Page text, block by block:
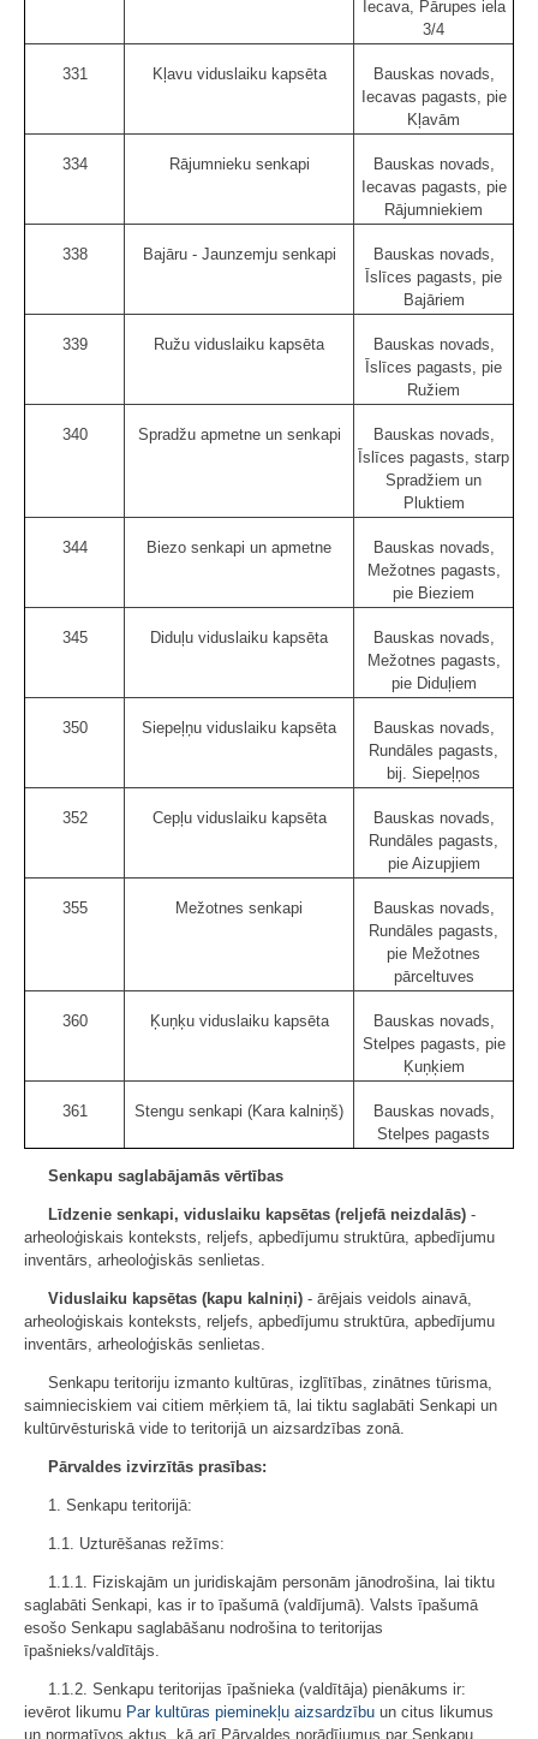
Iecava, Pārupes iela
3/4
331 Kļavu viduslaiku kapsēta
Bauskas novads,
Iecavas pagasts, pie
Kļavām
334 Rājumnieku senkapi
Bauskas novads,
Iecavas pagasts, pie
Rājumniekiem
338 Bajāru - Jaunzemju senkapi
Bauskas novads,
Īslīces pagasts, pie
Bajāriem
339 Ružu viduslaiku kapsēta
Bauskas novads,
Īslīces pagasts, pie
Ružiem
340 Spradžu apmetne un senkapi
Bauskas novads,
Īslīces pagasts, starp
Spradžiem un
Pluktiem
344 Biezo senkapi un apmetne
Bauskas novads,
Mežotnes pagasts,
pie Bieziem
345 Diduļu viduslaiku kapsēta
Bauskas novads,
Mežotnes pagasts,
pie Diduļiem
350 Siepeļņu viduslaiku kapsēta
Bauskas novads,
Rundāles pagasts,
bij. Siepeļņos
352 Cepļu viduslaiku kapsēta
Bauskas novads,
Rundāles pagasts,
pie Aizupjiem
355 Mežotnes senkapi
Bauskas novads,
Rundāles pagasts,
pie Mežotnes
pārceltuves
360 Ķuņķu viduslaiku kapsēta
Bauskas novads,
Stelpes pagasts, pie
Ķuņķiem
361 Stengu senkapi (Kara kalniņš)
Bauskas novads,
Stelpes pagasts
Senkapu saglabājamās vērtības
Līdzenie senkapi, viduslaiku kapsētas (reljefā neizdalās) -
arheoloģiskais konteksts, reljefs, apbedījumu struktūra, apbedījumu
inventārs, arheoloģiskās senlietas.
Viduslaiku kapsētas (kapu kalniņi) - ārējais veidols ainavā,
arheoloģiskais konteksts, reljefs, apbedījumu struktūra, apbedījumu
inventārs, arheoloģiskās senlietas.
Senkapu teritoriju izmanto kultūras, izglītības, zinātnes tūrisma,
saimnieciskiem vai citiem mērķiem tā, lai tiktu saglabāti Senkapi un
kultūrvēsturiskā vide to teritorijā un aizsardzības zonā.
Pārvaldes izvirzītās prasības:
1. Senkapu teritorijā:
1.1. Uzturēšanas režīms:
1.1.1. Fiziskajām un juridiskajām personām jānodrošina, lai tiktu
saglabāti Senkapi, kas ir to īpašumā (valdījumā). Valsts īpašumā
esošo Senkapu saglabāšanu nodrošina to teritorijas
īpašnieks/valdītājs.
1.1.2. Senkapu teritorijas īpašnieka (valdītāja) pienākums ir:
ievērot likumu Par kultūras pieminekļu aizsardzību un citus likumus
un normatīvos aktus, kā arī Pārvaldes norādījumus par Senkapu